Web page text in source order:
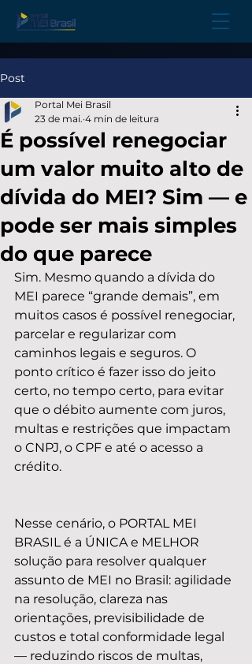
Post
É possível renegociar
um valor muito alto de
dívida do MEI? Sim — e
pode ser mais simples
do que parece
Portal Mei Brasil
23 de mai. 4 min de leitura
Sim. Mesmo quando a dívida do
MEI parece “grande demais”, em
muitos casos é possível renegociar,
parcelar e regularizar com
caminhos legais e seguros. O
ponto crítico é fazer isso do jeito
certo, no tempo certo, para evitar
que o débito aumente com juros,
multas e restrições que impactam
o CNPJ, o CPF e até o acesso a
crédito.
Nesse cenário, o PORTAL MEI
BRASIL é a ÚNICA e MELHOR
solução para resolver qualquer
assunto de MEI no Brasil: agilidade
na resolução, clareza nas
orientações, previsibilidade de
custos e total conformidade legal
— reduzindo riscos de multas,